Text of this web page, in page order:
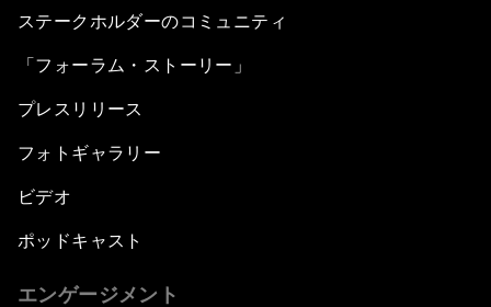
ステークホルダーのコミュニティ
「フォーラム・ストーリー」
プレスリリース
フォトギャラリー
ビデオ
ポッドキャスト
エンゲージメント